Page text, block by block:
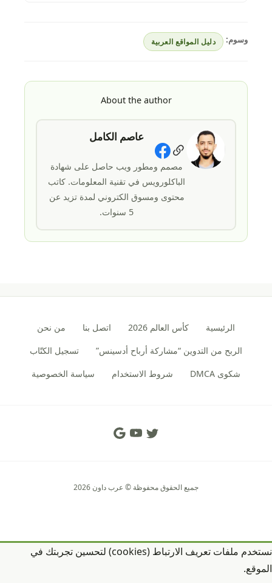
وسوم: دليل المواقع العربية
About the author
عاصم الكامل
Social Links
مصمم ومطور ويب حاصل على شهادة
الباكلورويس في تقنية المعلومات. كاتب
محتوى ومسوق الكتروني لمدة تزيد عن
5 سنوات.
الرئيسية كأس العالم 2026 اتصل بنا
من نحن
الربح من التدوين “مشاركة أرباح أدسينس”
تسجيل الكتّاب
شكوى DMCA
شروط الاستخدام سياسة الخصوصية
Social Links
جميع الحقوق محفوظة © عرب داون 2026
نستخدم ملفات تعريف الارتباط (cookies) لتحسين تجربتك في
الموقع.